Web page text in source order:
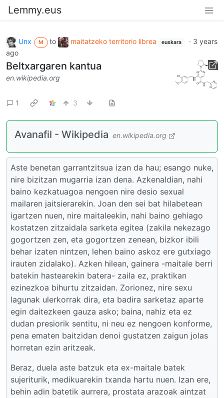
Lemmy.eus
Unx M to maitatzeko territorio librea euskara · 3 years
ago
Beltxargaren kantua
en.wikipedia.org
1 3
Avanafil - Wikipedia en.wikipedia.org
Aste benetan garrantzitsua izan da hau; esango nuke,
nire bizitzan mugarria izan dena. Azkenaldian, nahi
baino kezkatuagoa nengoen nire desio sexual
mailaren jaitsierarekin. Joan den sei bat hilabetean
igartzen nuen, nire maitaleekin, nahi baino gehiago
kostatzen zitzaidala sarketa egitea (zakila nekezago
gogortzen zen, eta gogortzen zenean, bizkor ibili
behar izaten nintzen, lehen baino askoz ere gutxiago
irauten zidalako). Azken hilean, gainera -maitale berri
batekin hastearekin batera- zaila ez, praktikan
ezinezkoa bihurtu zitzaidan. Zorionez, nire sexu
lagunak ulerkorrak dira, eta badira sarketaz aparte
egin daitezkeen gauza asko; baina, nahiz eta ez
dudan presiorik sentitu, ni neu ez nengoen konforme,
pena ematen baitzidan denoi gustatzen zaigun jolas
horretan ezin aritzeak.
Beraz, duela aste batzuk eta ex-maitale batek
sujeriturik, medikuarekin txanda hartu nuen. Izan ere,
behin adin batetik aurrera, prostata arazoak aintzat